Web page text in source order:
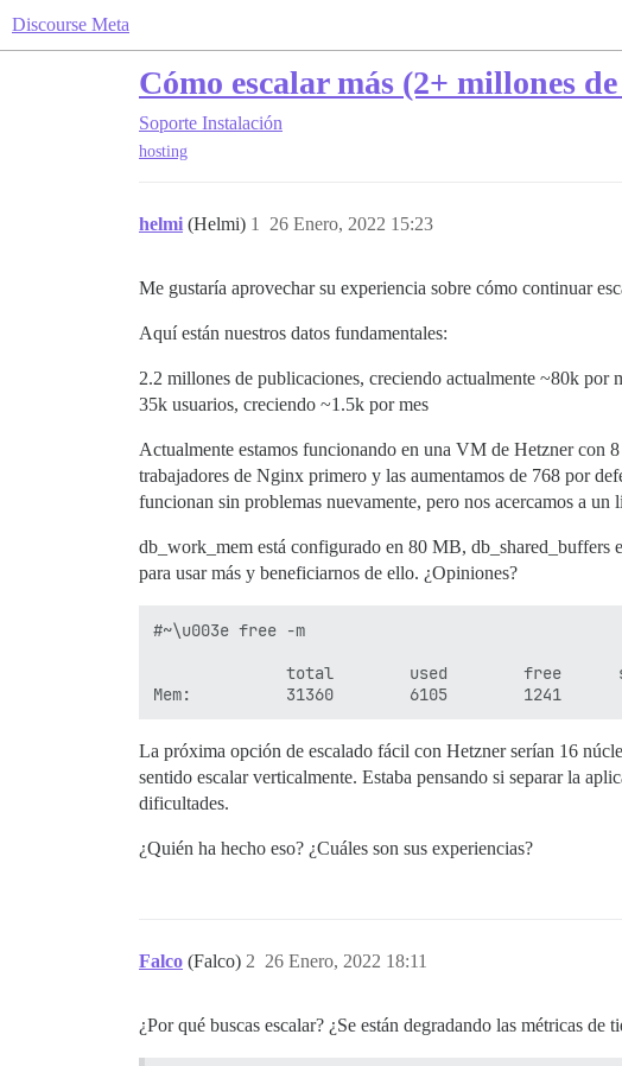
Discourse Meta
Cómo escalar más (2+ millones
Soporte Instalación
hosting
helmi (Helmi) 26 Enero, 2022 15:23
1
Me gustaría aprovechar su experiencia sobre cómo continuar
Aquí están nuestros datos fundamentales:
2.2 millones de publicaciones, creciendo actualmente ~80k por
35k usuarios, creciendo ~1.5k por mes
Actualmente estamos funcionando en una VM de Hetzner con
trabajadores de Nginx primero y las aumentamos de 768 por
funcionan sin problemas nuevamente, pero nos acercamos a
db_work_mem está configurado en 80 MB, db_shared_buffers
para usar más y beneficiarnos de ello. ¿Opiniones?
#~\u003e free -m
total        used        free
La próxima opción de escalado fácil con Hetzner serían 16
sentido escalar verticalmente. Estaba pensando si separar la
dificultades.
¿Quién ha hecho eso? ¿Cuáles son sus experiencias?
Falco (Falco) 26 Enero, 2022 18:11
2
¿Por qué buscas escalar? ¿Se están degradando las métricas de